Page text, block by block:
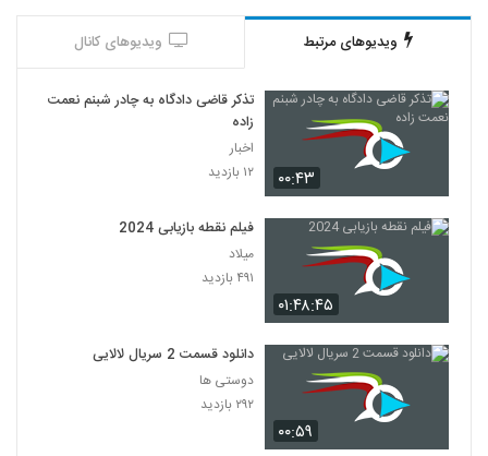
ویدیوهای مرتبط ویدیوهای کانال
۰۰:۴۳
تذکر قاضی دادگاه به چادر شبنم نعمت
زاده
اخبار
۱۲ بازدید
۰۱:۴۸:۴۵
فیلم نقطه بازیابی 2024
میلاد
۴۹۱ بازدید
۰۰:۵۹
دانلود قسمت 2 سریال لالایی
دوستی ها
۲۹۲ بازدید